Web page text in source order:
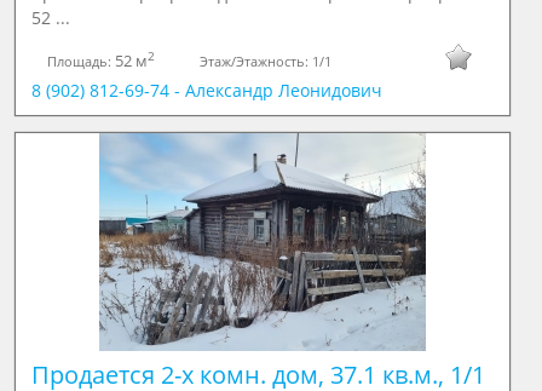
52 ...
Площадь: 52 м2 Этаж/Этажность: 1/1
8 (902) 812-69-74 - Александр Леонидович
Продается 2-х комн. дом, 37.1 кв.м., 1/1